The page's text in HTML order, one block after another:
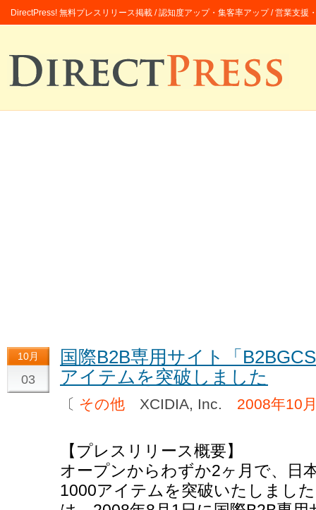
DirectPress! 無料プレスリリース掲載 / 認知度アップ・集客率アップ / 営業支援
10月
03
国際B2B専用サイト「
アイテムを突破しました
〔 その他 XCIDIA, Inc. 2008年10
【プレスリリース概要】
オープンからわずか2ヶ月で、日
1000アイテムを突破いたしまし